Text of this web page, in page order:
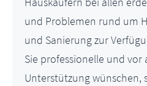
und Problemen rund um
und Sanierung zur
Sie professionelle und vor
Unterstützung wünschen,